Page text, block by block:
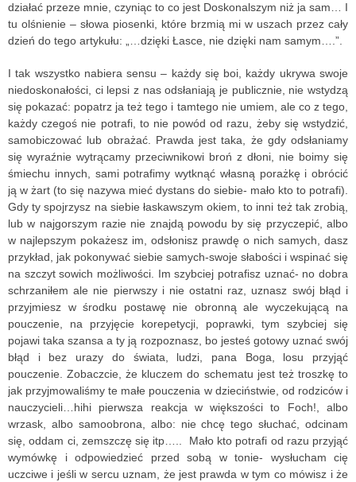
działać przeze mnie, czyniąc to co jest Doskonalszym niż ja sam… I
tu olśnienie – słowa piosenki, które brzmią mi w uszach przez cały
dzień do tego artykułu: „…dzięki Łasce, nie dzięki nam samym….”.
I tak wszystko nabiera sensu – każdy się boi, każdy ukrywa swoje
niedoskonałości, ci lepsi z nas odsłaniają je publicznie, nie wstydzą
się pokazać: popatrz ja też tego i tamtego nie umiem, ale co z tego,
każdy czegoś nie potrafi, to nie powód od razu, żeby się wstydzić,
samobiczować lub obrażać. Prawda jest taka, że gdy odsłaniamy
się wyraźnie wytrącamy przeciwnikowi broń z dłoni, nie boimy się
śmiechu innych, sami potrafimy wytknąć własną porażkę i obrócić
ją w żart (to się nazywa mieć dystans do siebie- mało kto to potrafi).
Gdy ty spojrzysz na siebie łaskawszym okiem, to inni też tak zrobią,
lub w najgorszym razie nie znajdą powodu by się przyczepić, albo
w najlepszym pokażesz im, odsłonisz prawdę o nich samych, dasz
przykład, jak pokonywać siebie samych-swoje słabości i wspinać się
na szczyt sowich możliwości. Im szybciej potrafisz uznać- no dobra
schrzaniłem ale nie pierwszy i nie ostatni raz, uznasz swój błąd i
przyjmiesz w środku postawę nie obronną ale wyczekującą na
pouczenie, na przyjęcie korepetycji, poprawki, tym szybciej się
pojawi taka szansa a ty ją rozpoznasz, bo jesteś gotowy uznać swój
błąd i bez urazy do świata, ludzi, pana Boga, losu przyjąć
pouczenie. Zobaczcie, że kluczem do schematu jest też troszkę to
jak przyjmowaliśmy te małe pouczenia w dzieciństwie, od rodziców i
nauczycieli…hihi pierwsza reakcja w większości to Foch!, albo
wrzask, albo samoobrona, albo: nie chcę tego słuchać, odcinam
się, oddam ci, zemszczę się itp….. Mało kto potrafi od razu przyjąć
wymówkę i odpowiedzieć przed sobą w tonie- wysłucham cię
uczciwe i jeśli w sercu uznam, że jest prawda w tym co mówisz i że